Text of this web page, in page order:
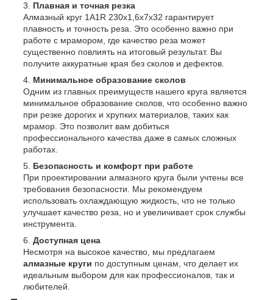
Плавная и точная резка
Алмазный круг 1A1R 230x1,6x7x32 гарантирует
плавность и точность реза. Это особенно важно при
работе с мрамором, где качество реза может
существенно повлиять на итоговый результат. Вы
получите аккуратные края без сколов и дефектов.
Минимальное образование сколов
Одним из главных преимуществ нашего круга является
минимальное образование сколов, что особенно важно
при резке дорогих и хрупких материалов, таких как
мрамор. Это позволит вам добиться
профессионального качества даже в самых сложных
работах.
Безопасность и комфорт при работе
При проектировании алмазного круга были учтены все
требования безопасности. Мы рекомендуем
использовать охлаждающую жидкость, что не только
улучшает качество реза, но и увеличивает срок службы
инструмента.
Доступная цена
Несмотря на высокое качество, мы предлагаем
алмазные круги по доступным ценам, что делает их
идеальным выбором для как профессионалов, так и
любителей.